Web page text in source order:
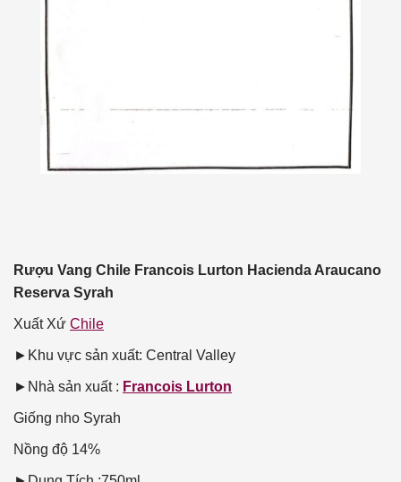
Rượu Vang Chile Francois Lurton Hacienda Araucano
Reserva Syrah
Xuất Xứ Chile
►Khu vực sản xuất: Central Valley
►Nhà sản xuất : Francois Lurton
Giống nho Syrah
Nồng độ 14%